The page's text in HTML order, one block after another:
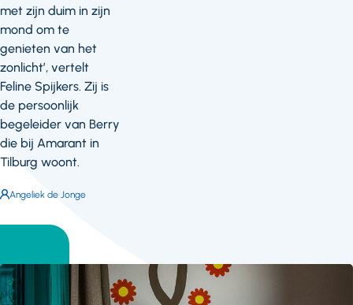
met zijn duim in zijn
mond om te
genieten van het
zonlicht’, vertelt
Feline Spijkers. Zij is
de persoonlijk
begeleider van Berry
die bij Amarant in
Tilburg woont.
Auteur:
Angeliek de Jonge